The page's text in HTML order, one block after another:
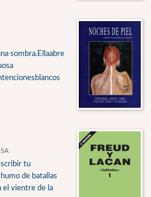
sombra.Ellaabre
tu
de batallas
el vientre de la